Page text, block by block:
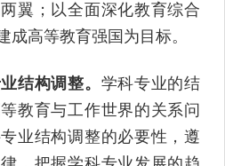
翼；以全面深化教育综合
成高等教育强国为目标。
结构调整。 学科专业的结
教育与工作世界的关系问
业结构调整的必要性，遵